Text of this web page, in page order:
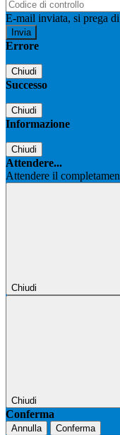
E-mail inviata, si prega
Errore
Chiudi
Successo
Chiudi
Informazione
Chiudi
Attendere...
Attendere il
Chiudi
Chiudi
Conferma
Annulla Conferma